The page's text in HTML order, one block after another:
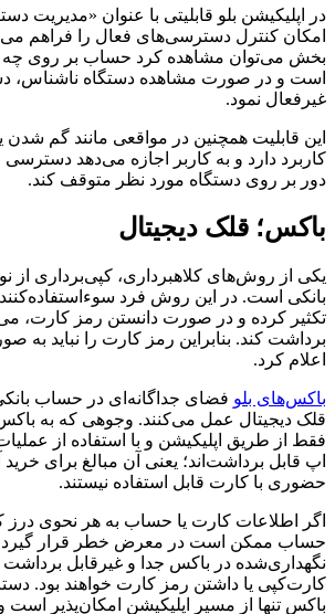
در اپلیکیشن بلو قابلیتی با عنوان «مدیریت
امکان کنترل دسترسی‌های فعال را فراهم
بخش می‌توان مشاهده کرد حساب بر روی چه
است و در صورت مشاهده دستگاه ناشناس،
غیرفعال نمود.
این قابلیت همچنین در مواقعی مانند گم
کاربرد دارد و به کاربر اجازه می‌دهد
دور بر روی دستگاه مورد نظر متوقف کند.
باکس‌؛ قلک دیجیتال
یکی از روش‌های کلاهبرداری، کپی‌برداری از
بانکی است. در این روش فرد
تکثیر کرده و در صورت دانستن رمز کارت،
برداشت کند. بنابراین رمز کارت را نباید به
اعلام کرد.
باکس‌های بلو فضای جداگانه‌ای در حساب
قلک دیجیتال عمل می‌کنند. وجوهی که به
فقط از طریق اپلیکیشن و با استفاده از
اپ قابل برداشت‌اند؛ یعنی آن مبالغ برای خرید
حضوری با کارت قابل استفاده نیستند.
اگر اطلاعات کارت یا حساب به هر نحوی درز
حساب ممکن است در معرض خطر قرار گیرد
نگهداری‌شده در باکس جدا و غیرقابل
کارت‌کپی یا داشتن رمز کارت خواهند بود.
باکس تنها از مسیر اپلیکیشن امکان‌پذیر است